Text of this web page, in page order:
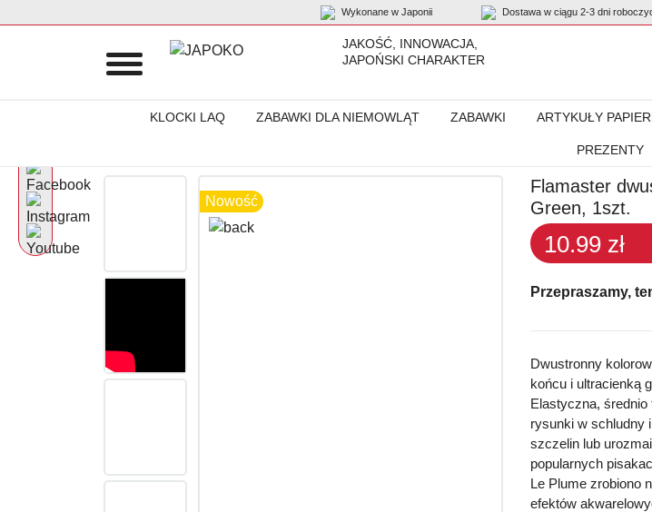
Wykonane w Japonii Dostawa w ciągu 2-3 dni
JAKOŚĆ, INNOWACJA,
JAPOŃSKI CHARAKTER
KLOCKI LAQ ZABAWKI DLA NIEMOWLĄT ZABAWKI ARTYKUŁY
PREZENTY
Flamaster dwustronny kolorowy MARVY „Le Plume II” 1122-24D Olive
Nowość
Flamaster
Green, 1szt.
10.99 zł
Przepraszamy,
Dwustronny
końcu i ultracienką
Elastyczna,
rysunki w schludny
szczelin lub
popularnych
Le Plume zrobiono
efektów